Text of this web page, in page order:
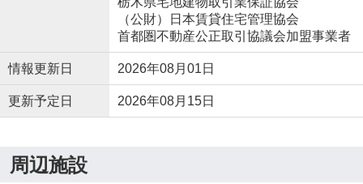
（公財）日本賃貸住宅管理協会
首都圏不動産公正取引協議会加盟事業者
情報更新日 2026年08月01日
更新予定日 2026年08月15日
周辺施設